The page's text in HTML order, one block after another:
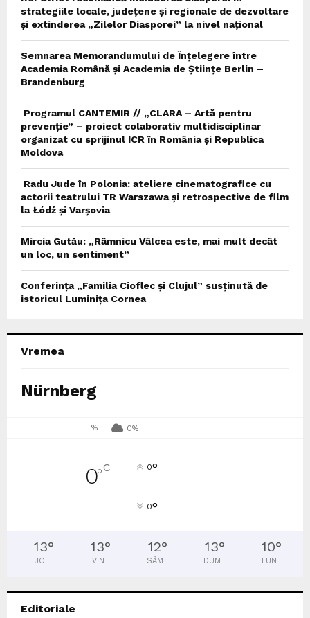
strategiile locale, județene și regionale de dezvoltare
și extinderea „Zilelor Diasporei” la nivel național
Semnarea Memorandumului de Înțelegere între
Academia Română și Academia de Științe Berlin –
Brandenburg
Programul CANTEMIR // „CLARA – Artă pentru
prevenție” – proiect colaborativ multidisciplinar
organizat cu sprijinul ICR în România și Republica
Moldova
Radu Jude în Polonia: ateliere cinematografice cu
actorii teatrului TR Warszawa și retrospective de film
la Łódź și Varșovia
Mircia Gutău: „Râmnicu Vâlcea este, mai mult decât
un loc, un sentiment”
Conferința „Familia Cioflec și Clujul” susținută de
istoricul Luminița Cornea
Vremea
Nürnberg
% 0%
0°C 0°
0°
13°
JOI
13°
VIN
12°
SÂM
13°
DUM
10°
LUN
Editoriale